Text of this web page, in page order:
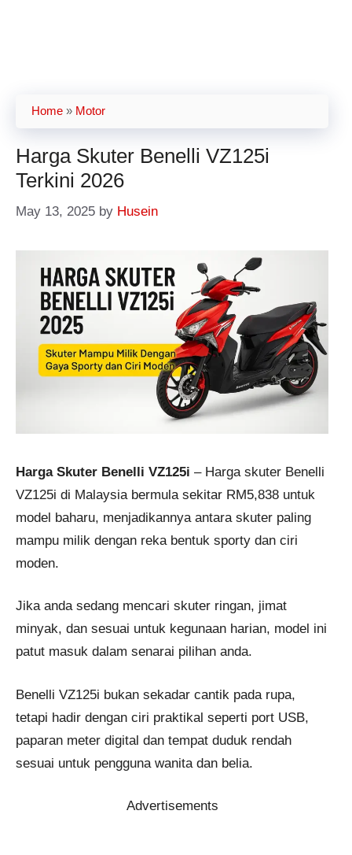
Home » Motor
Harga Skuter Benelli VZ125i
Terkini 2026
May 13, 2025 by Husein
Harga Skuter Benelli VZ125i – Harga skuter Benelli
VZ125i di Malaysia bermula sekitar RM5,838 untuk
model baharu, menjadikannya antara skuter paling
mampu milik dengan reka bentuk sporty dan ciri
moden.
Jika anda sedang mencari skuter ringan, jimat
minyak, dan sesuai untuk kegunaan harian, model ini
patut masuk dalam senarai pilihan anda.
Benelli VZ125i bukan sekadar cantik pada rupa,
tetapi hadir dengan ciri praktikal seperti port USB,
paparan meter digital dan tempat duduk rendah
sesuai untuk pengguna wanita dan belia.
Advertisements